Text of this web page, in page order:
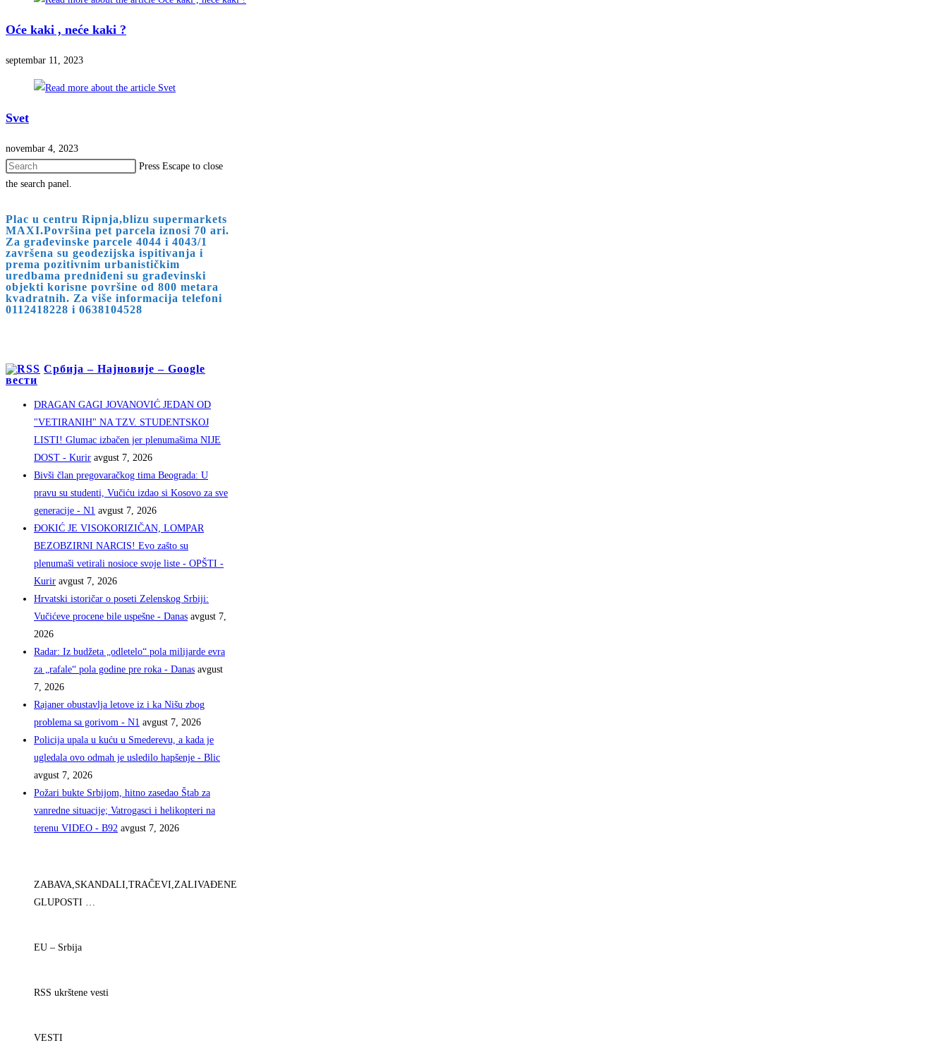
Oće kaki , neće kaki ?
septembar 11, 2023
Svet
novembar 4, 2023
Press Escape to close
the search panel.
Plac u centru Ripnja,blizu supermarkets
MAXI.Površina pet parcela iznosi 70 ari.
Za građevinske parcele 4044 i 4043/1
završena su geodezijska ispitivanja i
prema pozitivnim urbanističkim
uredbama predniđeni su građevinski
objekti korisne površine od 800 metara
kvadratnih. Za više informacija telefoni
0112418228 i 0638104528
Србија – Најновије – Google
вести
DRAGAN GAGI JOVANOVIĆ JEDAN OD
"VETIRANIH" NA TZV. STUDENTSKOJ
LISTI! Glumac izbačen jer plenumašima NIJE
DOST - Kurir avgust 7, 2026
Bivši član pregovaračkog tima Beograda: U
pravu su studenti, Vučiću izdao si Kosovo za sve
generacije - N1 avgust 7, 2026
ĐOKIĆ JE VISOKORIZIČAN, LOMPAR
BEZOBZIRNI NARCIS! Evo zašto su
plenumaši vetirali nosioce svoje liste - OPŠTI -
Kurir avgust 7, 2026
Hrvatski istoričar o poseti Zelenskog Srbiji:
Vučićeve procene bile uspešne - Danas avgust 7,
2026
Radar: Iz budžeta „odletelo“ pola milijarde evra
za „rafale“ pola godine pre roka - Danas avgust
7, 2026
Rajaner obustavlja letove iz i ka Nišu zbog
problema sa gorivom - N1 avgust 7, 2026
Policija upala u kuću u Smederevu, a kada je
ugledala ovo odmah je usledilo hapšenje - Blic
avgust 7, 2026
Požari bukte Srbijom, hitno zasedao Štab za
vanredne situacije; Vatrogasci i helikopteri na
terenu VIDEO - B92 avgust 7, 2026
ZABAVA,SKANDALI,TRAČEVI,ZALIVAĐENE
GLUPOSTI …
EU – Srbija
RSS ukrštene vesti
VESTI